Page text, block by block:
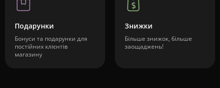
Подарунки
Бонуси та подарунки для
постійних клієнтів
магазину
Знижки
Більше знижок, більше
заощаджень!